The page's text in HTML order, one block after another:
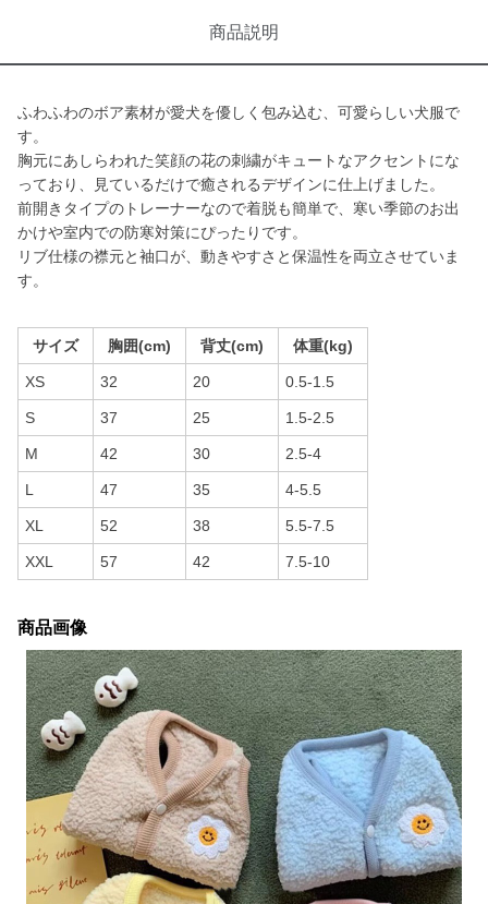
商品説明
ふわふわのボア素材が愛犬を優しく包み込む、可愛らしい犬服で
す。
胸元にあしらわれた笑顔の花の刺繍がキュートなアクセントにな
っており、見ているだけで癒されるデザインに仕上げました。
前開きタイプのトレーナーなので着脱も簡単で、寒い季節のお出
かけや室内での防寒対策にぴったりです。
リブ仕様の襟元と袖口が、動きやすさと保温性を両立させていま
す。
サイズ 胸囲(cm) 背丈(cm) 体重(kg)
XS 32 20 0.5-1.5
S 37 25 1.5-2.5
M 42 30 2.5-4
L 47 35 4-5.5
XL 52 38 5.5-7.5
XXL 57 42 7.5-10
商品画像